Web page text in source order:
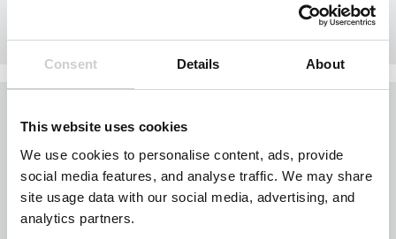
Consent Details About
This website uses cookies
We use cookies to personalise content, ads, provide
social media features, and analyse traffic. We may share
site usage data with our social media, advertising, and
analytics partners.
(Netto 155,46)
Altholz A2 (Altholz
behandelt)
Euro
(Netto
210,00
176,47)